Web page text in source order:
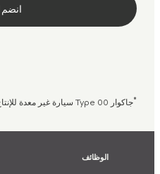
*جاكوار Type 00 سيارة غير معدة للإنتاج
الوظائف